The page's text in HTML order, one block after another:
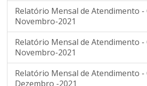
Relatório Mensal de Atendimento -
Novembro-2021
Relatório Mensal de Atendimento -
Novembro-2021
Relatório Mensal de Atendimento -
Dezembro -2021